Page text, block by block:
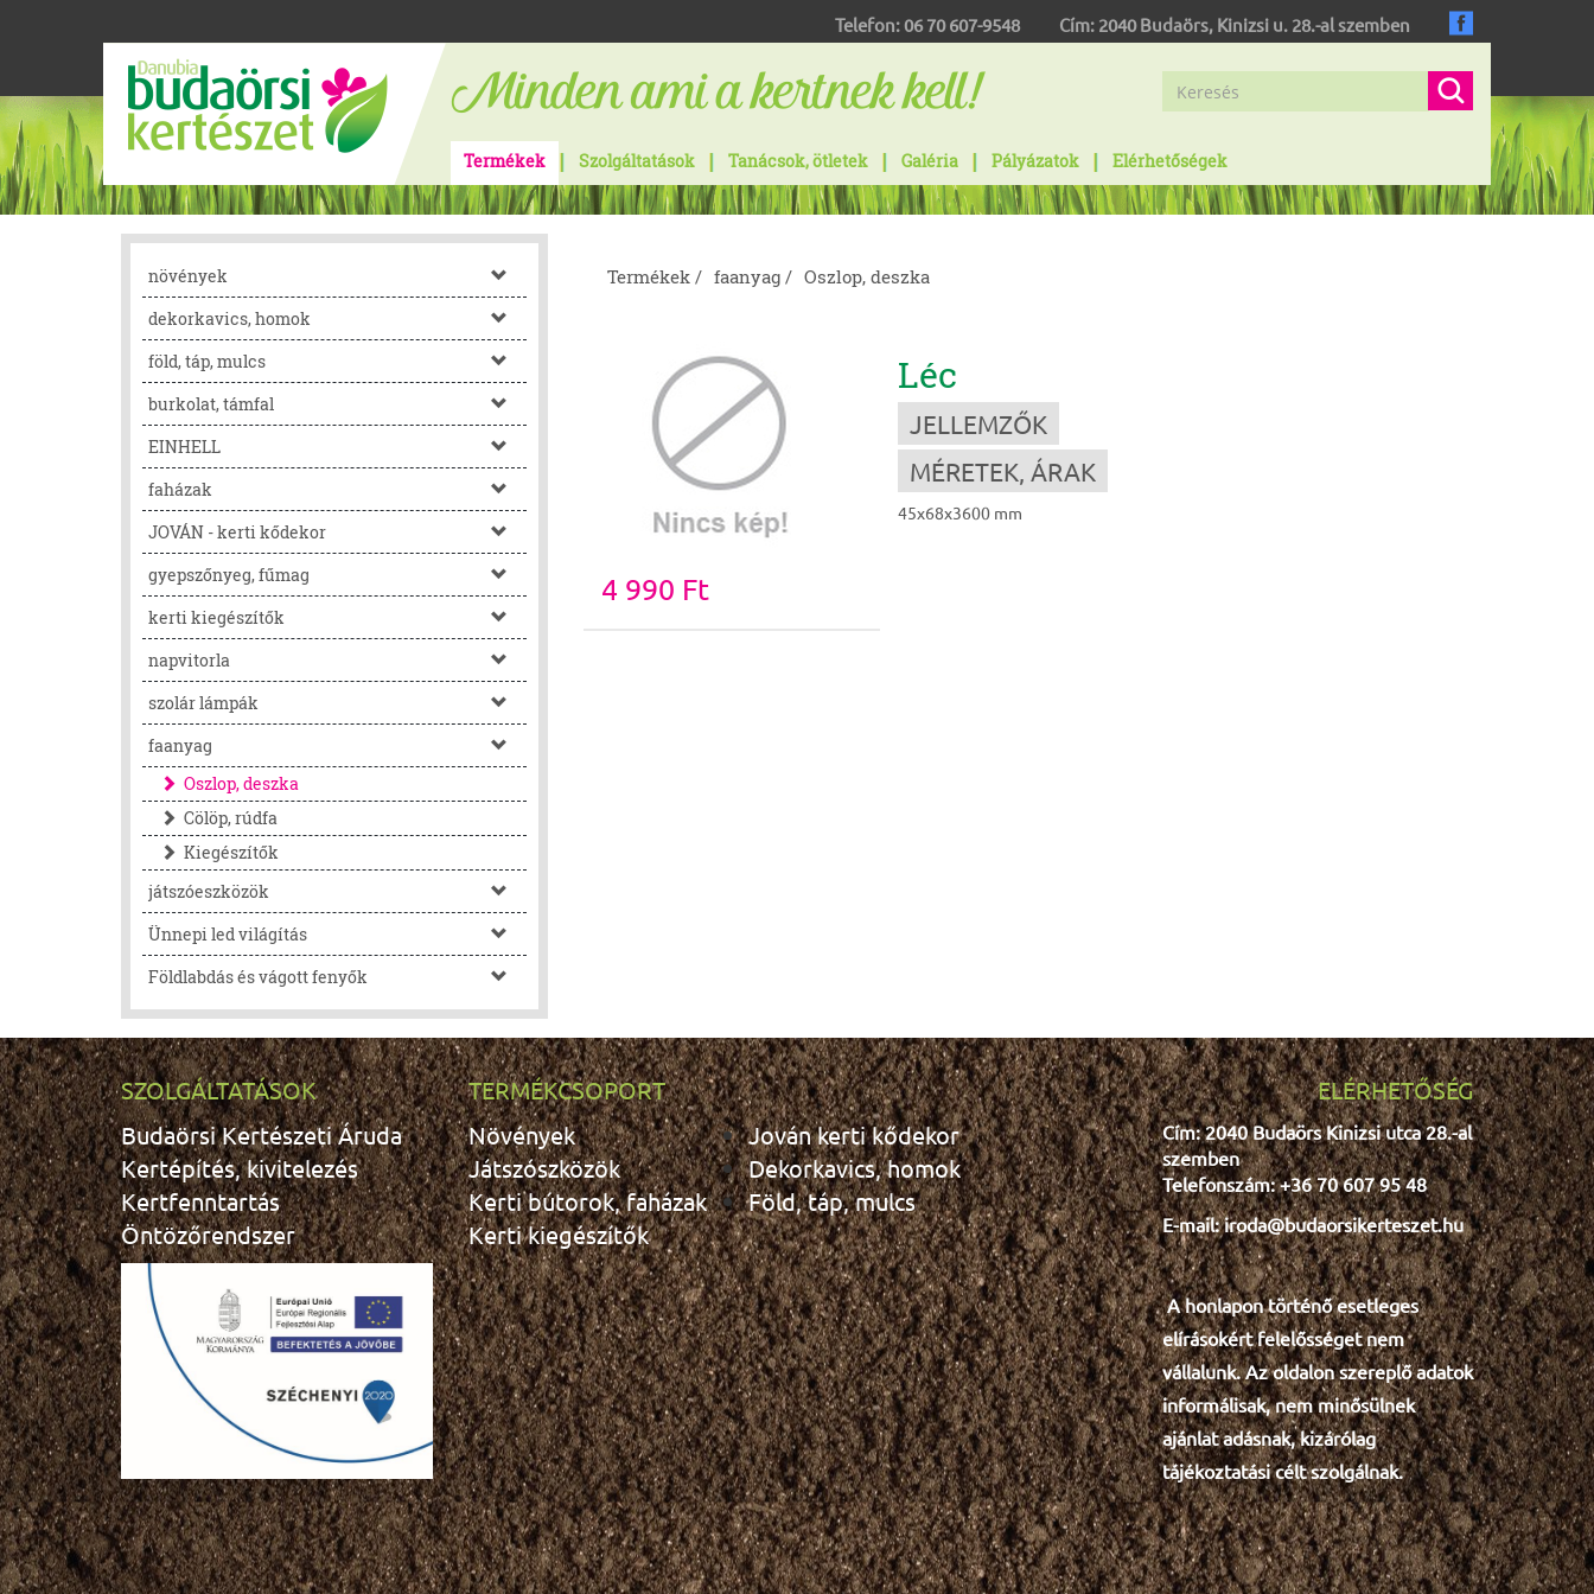
Telefon:06 70 607-9548 Cím: 2040 Budaörs, Kinizsi u. 28.-al szemben
Termékek Szolgáltatások Tanácsok, ötletek Galéria Pályázatok Elérhetőségek
növények
dekorkavics, homok
föld, táp, mulcs
burkolat, támfal
EINHELL
faházak
JOVÁN - kerti kődekor
gyepszőnyeg, fűmag
kerti kiegészítők
napvitorla
szolár lámpák
faanyag
Oszlop, deszka
Cölöp, rúdfa
Kiegészítők
játszóeszközök
Ünnepi led világítás
Földlabdás és vágott fenyők
Termékek / faanyag / Oszlop, deszka
4 990 Ft
Léc
JELLEMZŐK
MÉRETEK, ÁRAK
45x68x3600 mm
SZOLGÁLTATÁSOK
Budaörsi Kertészeti Áruda
Kertépítés, kivitelezés
Kertfenntartás
Öntözőrendszer
TERMÉKCSOPORT
Növények
Jován kerti kődekor
Játszószközök
Dekorkavics, homok
Kerti bútorok, faházak
Föld, táp, mulcs
Kerti kiegészítők
ELÉRHETŐSÉG
Cím: 2040 Budaörs Kinizsi utca 28.-al
szemben
Telefonszám: +36 70 607 95 48
E-mail: iroda@budaorsikerteszet.hu
A honlapon történő esetleges
elírásokért felelősséget nem
vállalunk. Az oldalon szereplő adatok
informálisak, nem minősülnek
ajánlat adásnak, kizárólag
tájékoztatási célt szolgálnak.